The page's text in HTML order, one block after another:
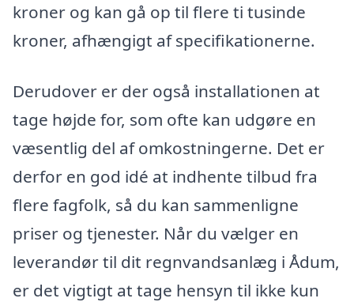
kroner og kan gå op til flere ti tusinde
kroner, afhængigt af specifikationerne.
Derudover er der også installationen at
tage højde for, som ofte kan udgøre en
væsentlig del af omkostningerne. Det er
derfor en god idé at indhente tilbud fra
flere fagfolk, så du kan sammenligne
priser og tjenester. Når du vælger en
leverandør til dit regnvandsanlæg i Ådum,
er det vigtigt at tage hensyn til ikke kun